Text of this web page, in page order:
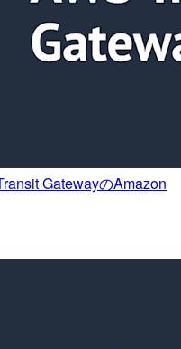
GatewayのAmazon